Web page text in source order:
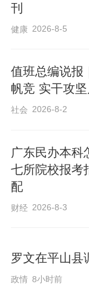
为推动新能
积极配套建
5个，容量
个，容量10
项目快速推
务。市发改
从手续办理
入、土地
成功争取包
指标、50万
刊
健康 2026-8-5
值班总编说报
帆竞 实干攻
社会 2026-8-2
广东民办本科
七所院校报考
配
财经 2026-8-3
罗文在平山县
政情 8小时前